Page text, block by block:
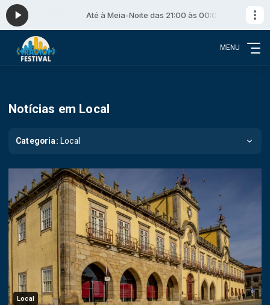
Até à Meia-Noite das 21:00 às 00:00
MENU
Notícias em Local
Categoria: Local
Local